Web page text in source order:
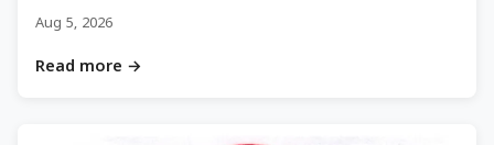
Aug 5, 2026
Read more →